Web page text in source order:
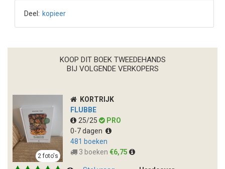
Deel: kopieer
KOOP DIT BOEK TWEEDEHANDS
BIJ VOLGENDE VERKOPERS
KORTRIJK
FLUBBE
25/25
PRO
0-7 dagen
481 boeken
3 boeken €6,75
2 foto's